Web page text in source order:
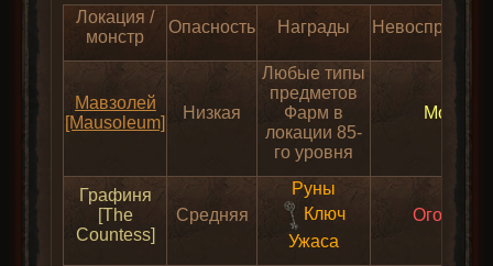
Локация /
монстр
Опасность Награды
Мавзолей
[Mausoleum]
Низкая
Любые типы
предметов
Фарм в
локации 85-
го уровня
Молния
Графиня
[The
Countess]
Средняя
Руны
Ключ
Ужаса
Огонь